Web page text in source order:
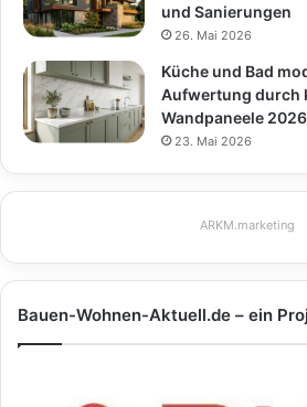
und Sanierungen
26. Mai 2026
Küche und Bad
Aufwertung durch
Wandpaneele 2026
23. Mai 2026
ARKM.marketing
Bauen-Wohnen-Aktuell.de – ein